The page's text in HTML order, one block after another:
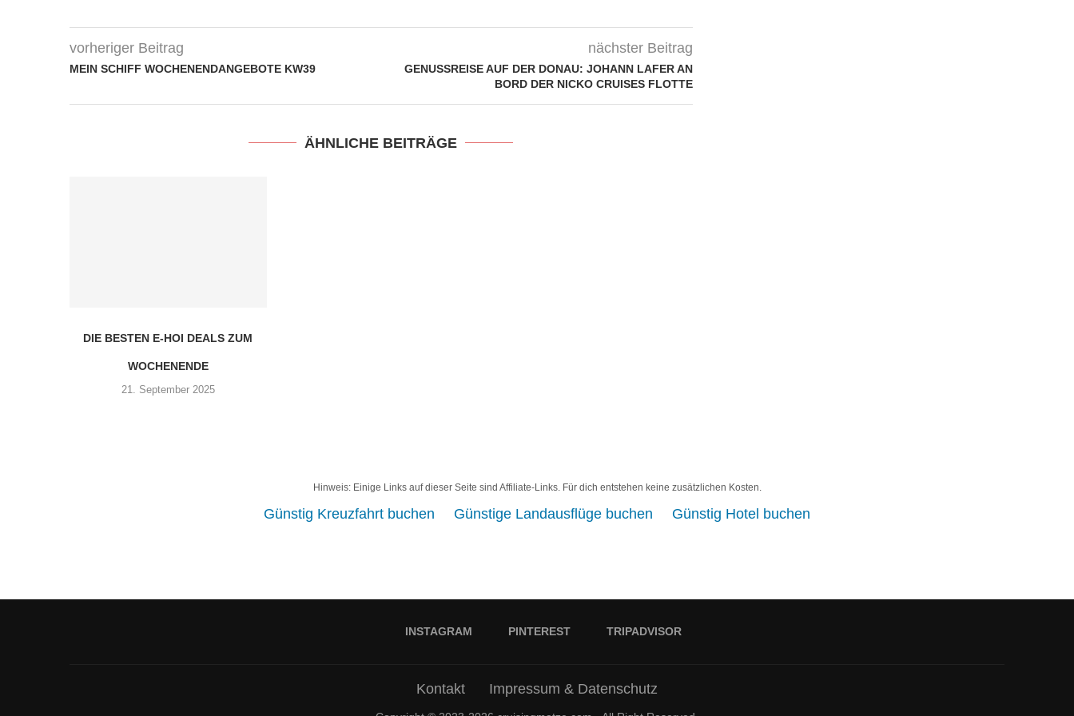
vorheriger Beitrag
MEIN SCHIFF WOCHENENDANGEBOTE KW39
nächster Beitrag
GENUSSREISE AUF DER DONAU: JOHANN LAFER AN
BORD DER NICKO CRUISES FLOTTE
ÄHNLICHE BEITRÄGE
DIE BESTEN E-HOI DEALS ZUM
WOCHENENDE
21. September 2025
Hinweis: Einige Links auf dieser Seite sind Affiliate-Links. Für dich entstehen keine zusätzlichen Kosten.
Günstig Kreuzfahrt buchen Günstige Landausflüge buchen Günstig Hotel buchen
INSTAGRAM PINTEREST TRIPADVISOR
Kontakt Impressum & Datenschutz